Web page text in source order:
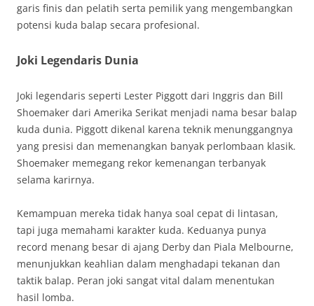
garis finis dan pelatih serta pemilik yang mengembangkan
potensi kuda balap secara profesional.
Joki Legendaris Dunia
Joki legendaris seperti Lester Piggott dari Inggris dan Bill
Shoemaker dari Amerika Serikat menjadi nama besar balap
kuda dunia. Piggott dikenal karena teknik menunggangnya
yang presisi dan memenangkan banyak perlombaan klasik.
Shoemaker memegang rekor kemenangan terbanyak
selama karirnya.
Kemampuan mereka tidak hanya soal cepat di lintasan,
tapi juga memahami karakter kuda. Keduanya punya
record menang besar di ajang Derby dan Piala Melbourne,
menunjukkan keahlian dalam menghadapi tekanan dan
taktik balap. Peran joki sangat vital dalam menentukan
hasil lomba.